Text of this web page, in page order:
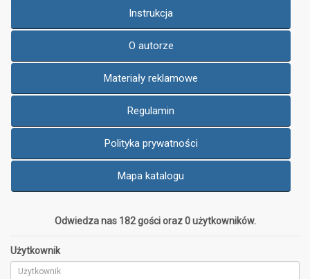
Instrukcja
O autorze
Materiały reklamowe
Regulamin
Polityka prywatności
Mapa katalogu
Odwiedza nas 182 gości oraz 0 użytkowników.
Użytkownik